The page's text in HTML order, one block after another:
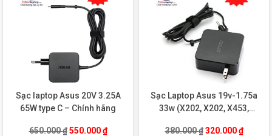
Sạc laptop Asus 20V 3.25A
65W type C – Chính hãng
650.000₫ Giá gốc là: 650.000 ₫.
550.000₫Giá hiện tại là: 550.000 ₫.
Sạc Laptop Asus 19v-1.75a
33w (X202, X202, X453,
380.000₫ Giá gốc là:
320.000₫Giá